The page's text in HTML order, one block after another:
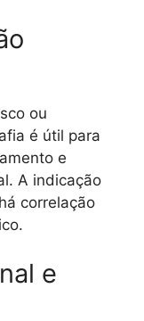
ou
é útil para
e
A indicação
correlação
e